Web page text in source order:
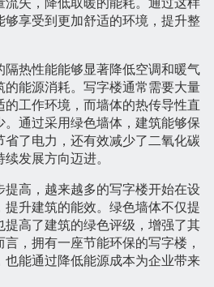
流失，降低取暖的能耗。通过这样
够享受到更加舒适的环境，提升整
隔热性能能够显著降低空调和暖气
的能源消耗。写字楼通常需要大量
的工作环境，而墙体的热传导性直
通过采用绿色墙体，建筑能够保
了电力，还有效减少了二氧化碳
发展方向迈进。
提高，越来越多的写字楼开始在设
升建筑的能效。绿色墙体不仅提
提高了建筑的绿色评级，增强了其
，拥有一座节能环保的写字楼，
也能通过降低能源成本为企业带来